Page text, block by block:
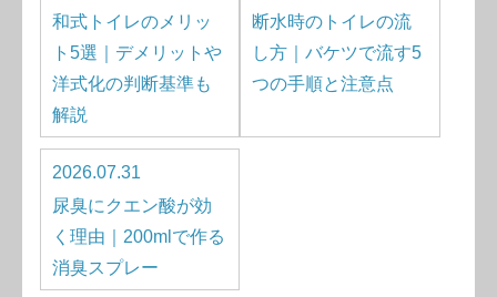
和式トイレのメリッ
ト5選｜デメリットや
洋式化の判断基準も
解説
断水時のトイレの流
し方｜バケツで流す5
つの手順と注意点
2026.07.31
尿臭にクエン酸が効
く理由｜200mlで作る
消臭スプレー